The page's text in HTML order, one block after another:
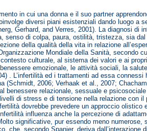
in cui una donna e il suo partner
diversi piani esistenziali dando luogo a
Gerhard, and Verres, 2001). La diagnosi di
senso di colpa, paura, ostilità, tristezza, sia
della qualità della vita in relazione
Mondiale della Sanità, secondo
culturale, al sistema dei valori e ai
emozionale, le attività sociali, la
. L’infertilità ed i trattamenti ad essa connessi
(Schmidt, 2006; Verhaak et al., 2007;
benessere relazionale, sessuale e
di stress e di tensione nella relazione con il
dovrebbe prevedere un approccio olistico
influenza anche la percezione di
significative, pur essendo meno numerose,
che, secondo Spanier, deriva dall’interazione